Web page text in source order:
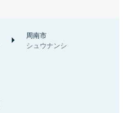
周南市
シュウナンシ